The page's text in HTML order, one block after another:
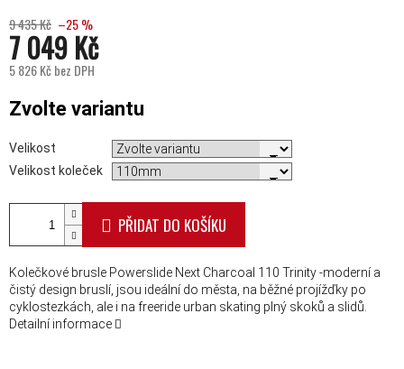
9 435 Kč –25 %
7 049 Kč
5 826 Kč bez DPH
Zvolte variantu
Velikost
Velikost koleček
PŘIDAT DO KOŠÍKU
Kolečkové brusle Powerslide Next Charcoal 110 Trinity -moderní a
čistý design bruslí, jsou ideální do města, na běžné projížďky po
cyklostezkách, ale i na freeride urban skating plný skoků a slidů.
Detailní informace